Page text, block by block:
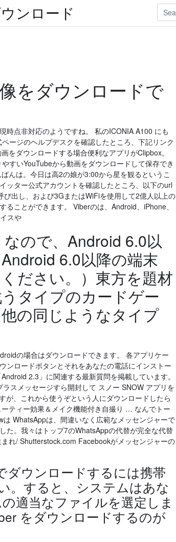
ンロード
をダウンロードで
時点非対応のようですね。 私のICONIA A100 にも
ージのヘルプデスクを確認したところ、下記リンク
をダウンロードする場合便利なアプリがClipbox。
すいYouTubeから動画をダウンロードして保存でき
んは。今日は高2の娘が3:00から星を観るというこ
ッター公式アカウントを確認したところ、以下のurl
出し、および3GまたはWiFiを使用して2億人以上の
ことができます。 Viberのは、Android、iPhone、
スや
ので、Android 6.0以
6.0以降の端末
ださい。）東方を題材
タイプのカードゲー
の同じようなタイプ
の場合はダウンロードできます。 各アプリケー
ンロードボタンとそれをあなたの電話にインストー
2.3」に関連する最新質問を掲載しています。
スメッセージすら開封して スノー SNOW アプリを
、これから使うぞという人にダウンロードしたら
ティー効果＆メイク機能付き自撮り … なんでトー
WhatsAppは、間違いなく広範なメッセンジャーで
た。我々はトップ7のWhatsAppの代替が完全な代替
れ/ Shutterstock.com Facebookがメッセンジャーの
ダウンロードするには携帯
。すると、システムはあな
適当なファイルを選定しま
をダウンロードするのが